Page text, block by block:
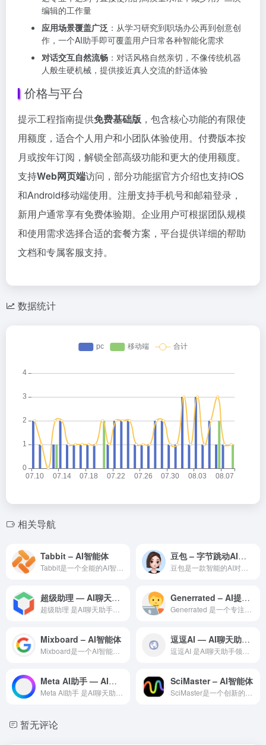
编辑的工作量
应用场景覆盖广泛 ：从学习研究到职场办公再到创意创
作，一个AI助手即可覆盖用户日常各种智能化需求
对话交互自然流畅 ：对话风格自然亲切，不像传统机器
人般生硬机械，提供接近真人交流的舒适体验
价格与平台
提示工程指南提供免费基础版 ，包含核心功能的有限使
用额度，适合个人用户和小团队体验使用。付费版本按
月或按年订阅，解锁全部高级功能和更大的使用额度。
支持Web网页端访问，部分功能据官方介绍也支持iOS
和Android移动端使用。注册支持手机号和邮箱登录，
新用户通常享有免费体验期。企业用户可根据团队规模
和使用需求选择合适的套餐方案，平台提供详细的帮助
文档和专属客服支持。
数据统计
相关导航
Tabbit – AI智能体 豆包 – 字节跳动AI助手
超级助理 — AI聊天助手领域的专业 AI 工具 Generrated – AI提示指令
Mixboard – AI智能体 逗逗AI — AI聊天助手领域的专业 AI 工具
Meta AI助手 — AI聊天助手领域的专业 AI 工具 SciMaster – AI智能体
暂无评论